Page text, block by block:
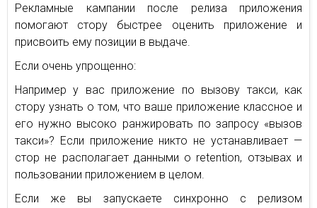
Рекламные кампании после релиза приложения
помогают стору быстрее оценить приложение и
присвоить ему позиции в выдаче.
Если очень упрощенно:
Например у вас приложение по вызову такси, как
стору узнать о том, что ваше приложение классное и
его нужно высоко ранжировать по запросу «вызов
такси»? Если приложение никто не устанавливает —
стор не располагает данными о retention, отзывах и
пользовании приложением в целом.
Если же вы запускаете синхронно с релизом